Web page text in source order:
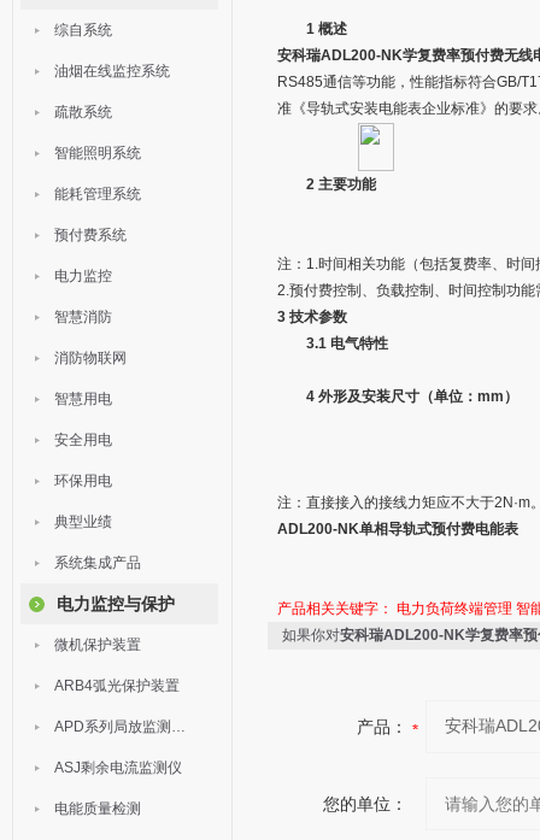
综自系统
油烟在线监控系统
疏散系统
智能照明系统
能耗管理系统
预付费系统
电力监控
智慧消防
消防物联网
智慧用电
安全用电
环保用电
典型业绩
系统集成产品
电力监控与保护
微机保护装置
ARB4弧光保护装置
APD系列局放监测装置
ASJ剩余电流监测仪
电能质量检测
1 概述
安科瑞ADL200-NK学复费率预付费无线
RS485通信等功能，性能指标符合GB/
准《导轨式安装电能表企业标准》的要求
2 主要功能
注：1.时间相关功能（包括复费率、时
2.预付费控制、负载控制、时间控制功
3 技术参数
3.1 电气特性
4 外形及安装尺寸（单位：mm）
注：直接接入的接线力矩应不大于2N·m
ADL200-NK单相导轨式预付费电能表
产品相关关键字： 电力负荷终端管理 智
如果你对安科瑞ADL200-NK学复费率
产品：
您的单位：